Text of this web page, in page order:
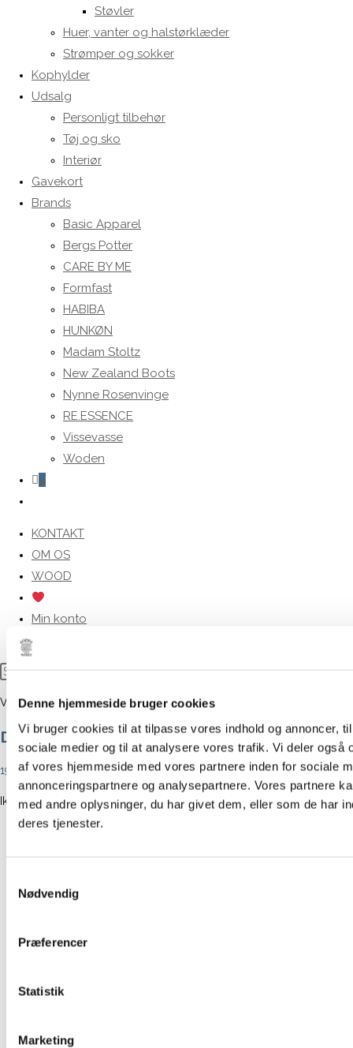
Denne hjemmeside bruger cookies
Vi bruger cookies til at tilpasse vores indhold og annoncer,
sociale medier og til at analysere vores trafik. Vi deler også
af vores hjemmeside med vores partnere inden for sociale
annonceringspartnere og analysepartnere. Vores partnere
med andre oplysninger, du har givet dem, eller som de har
deres tjenester.
Nødvendig
Præferencer
Statistik
Marketing
Støvler
Huer, vanter og halstørklæder
Strømper og sokker
Kophylder
Udsalg
Personligt tilbehør
Tøj og sko
Interiør
Gavekort
Brands
Basic Apparel
Bergs Potter
CARE BY ME
Formfast
HABIBA
HUNKØN
Madam Stoltz
New Zealand Boots
Nynne Rosenvinge
RE.ESSENCE
Vissevasse
Woden
0
search
KONTAKT
OM OS
WOOD
Min konto
Handelsbetingelser
Valgt:
Dip Dye armbånd fra…
199,00kr.
Ikke på lager
Forrige produkt